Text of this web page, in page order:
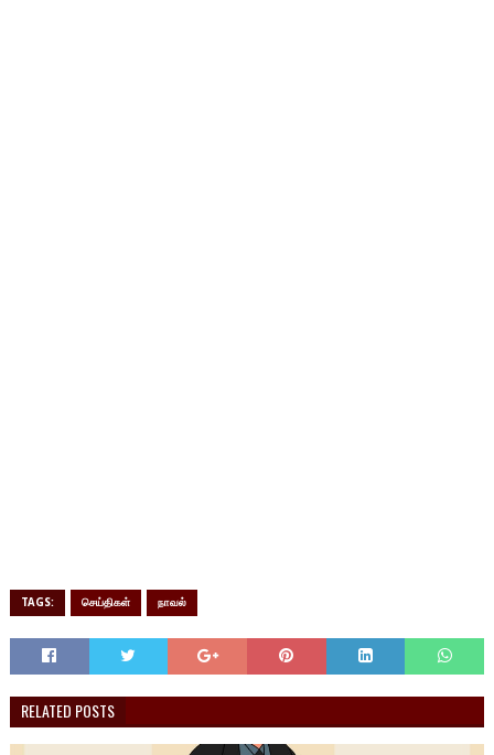
TAGS: செய்திகள் நாவல்
RELATED POSTS